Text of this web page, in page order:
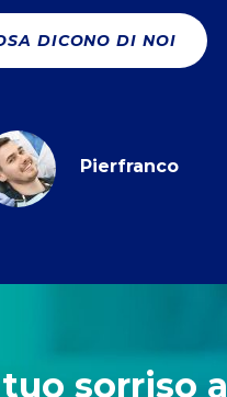
DICONO DI NOI
Pierfranco
sorriso a